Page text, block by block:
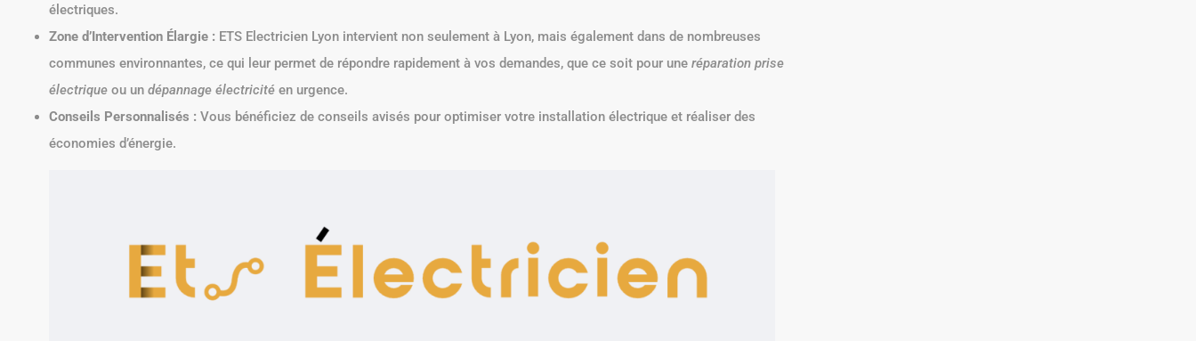
électriques.
Zone d’Intervention Élargie : ETS Electricien Lyon intervient non seulement à Lyon, mais également dans de nombreuses
communes environnantes, ce qui leur permet de répondre rapidement à vos demandes, que ce soit pour une réparation prise
électrique ou un dépannage électricité en urgence.
Conseils Personnalisés : Vous bénéficiez de conseils avisés pour optimiser votre installation électrique et réaliser des
économies d’énergie.